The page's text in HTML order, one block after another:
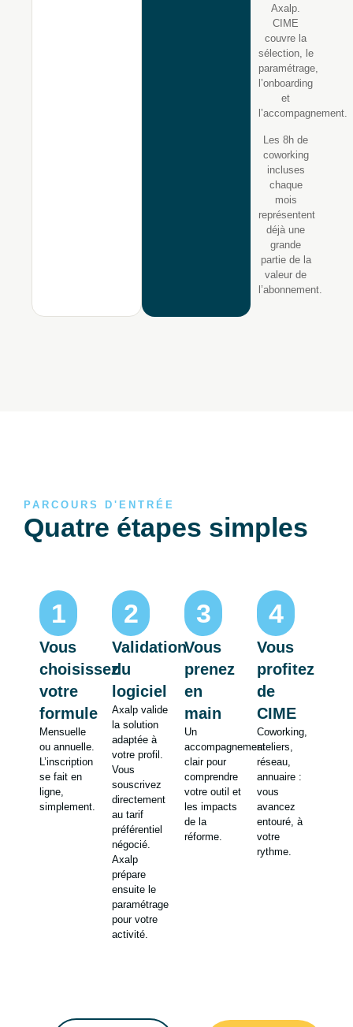
Axalp.
CIME
couvre la
sélection, le
paramétrage,
l’onboarding
et
l’accompagnement.
Les 8h de
coworking
incluses
chaque
mois
représentent
déjà une
grande
partie de la
valeur de
l’abonnement.
PARCOURS D'ENTRÉE
Quatre étapes simples
1
Vous
choisissez
votre
formule
Mensuelle
ou annuelle.
L’inscription
se fait en
ligne,
simplement.
2
Validation
du
logiciel
Axalp valide
la solution
adaptée à
votre profil.
Vous
souscrivez
directement
au tarif
préférentiel
négocié.
Axalp
prépare
ensuite le
paramétrage
pour votre
activité.
3
Vous
prenez
en
main
Un
accompagnement
clair pour
comprendre
votre outil et
les impacts
de la
réforme.
4
Vous
profitez
de
CIME
Coworking,
ateliers,
réseau,
annuaire :
vous
avancez
entouré, à
votre
rythme.